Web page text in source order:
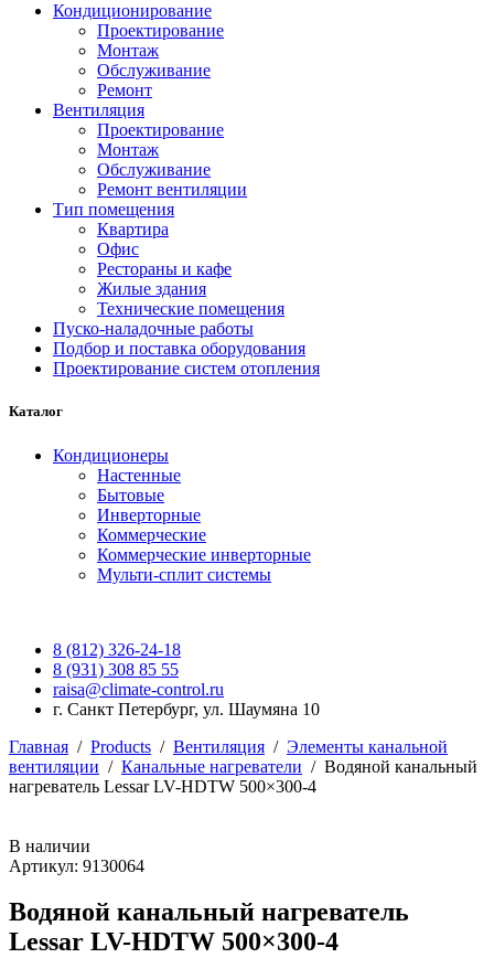
Кондиционирование
Проектирование
Монтаж
Обслуживание
Ремонт
Вентиляция
Проектирование
Монтаж
Обслуживание
Ремонт вентиляции
Тип помещения
Квартира
Офис
Рестораны и кафе
Жилые здания
Технические помещения
Пуско-наладочные работы
Подбор и поставка оборудования
Проектирование систем отопления
Каталог
Кондиционеры
Настенные
Бытовые
Инверторные
Коммерческие
Коммерческие инверторные
Мульти-сплит системы
8 (812) 326-24-18
8 (931) 308 85 55
raisa@climate-control.ru
г. Санкт Петербург, ул. Шаумяна 10
Главная / Products / Вентиляция / Элементы канальной
вентиляции / Канальные нагреватели / Водяной канальный
нагреватель Lessar LV-HDTW 500×300-4
В наличии
Артикул: 9130064
Водяной канальный нагреватель
Lessar LV-HDTW 500×300-4